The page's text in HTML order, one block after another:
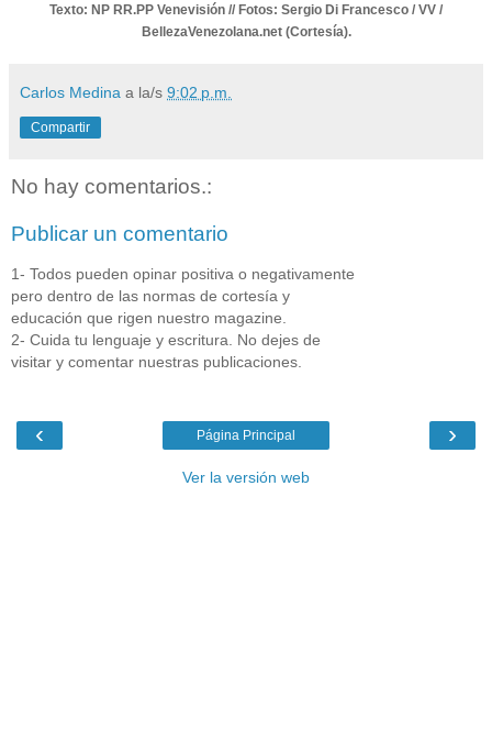
Texto: NP RR.PP Venevisión // Fotos: Sergio Di Francesco / VV /
BellezaVenezolana.net (Cortesía).
Carlos Medina a la/s 9:02 p.m.
Compartir
No hay comentarios.:
Publicar un comentario
1- Todos pueden opinar positiva o negativamente
pero dentro de las normas de cortesía y
educación que rigen nuestro magazine.
2- Cuida tu lenguaje y escritura. No dejes de
visitar y comentar nuestras publicaciones.
‹ ›
Página Principal
Ver la versión web